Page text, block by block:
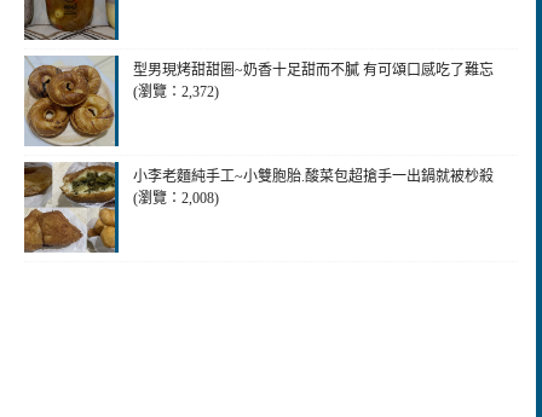
型男現烤甜甜圈~奶香十足甜而不膩 有可頌口感吃了難忘
(瀏覽：2,372)
小李老麵純手工~小雙胞胎.酸菜包超搶手一出鍋就被杪殺
(瀏覽：2,008)